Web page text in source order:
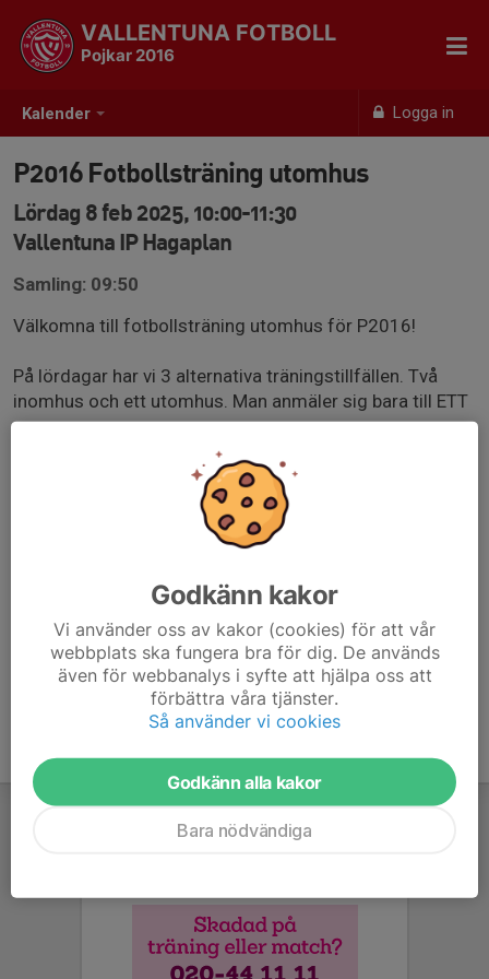
Kalender Logga in
VALLENTUNA FOTBOLL
Pojkar 2016
P2016 Fotbollsträning utomhus
Lördag 8 feb 2025, 10:00-11:30
Vallentuna IP Hagaplan
Samling: 09:50
Välkomna till fotbollsträning utomhus för P2016!
På lördagar har vi 3 alternativa träningstillfällen. Två
inomhus och ett utomhus. Man anmäler sig bara till ETT
av passen.
Inomhuspassen har ett maxtak på antal deltagare. Det är
först till kvarn som gäller.
Medtag benskydd, inomhusskor och vattenflaska!
Godkänn kakor
Vi använder oss av kakor (cookies) för att vår
webbplats ska fungera bra för dig. De används
även för webbanalys i syfte att hjälpa oss att
förbättra våra tjänster.
Så använder vi cookies
Godkänn alla kakor
Bara nödvändiga